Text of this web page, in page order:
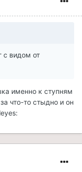
с видом от
именно к ступням
что-то стыдно и он